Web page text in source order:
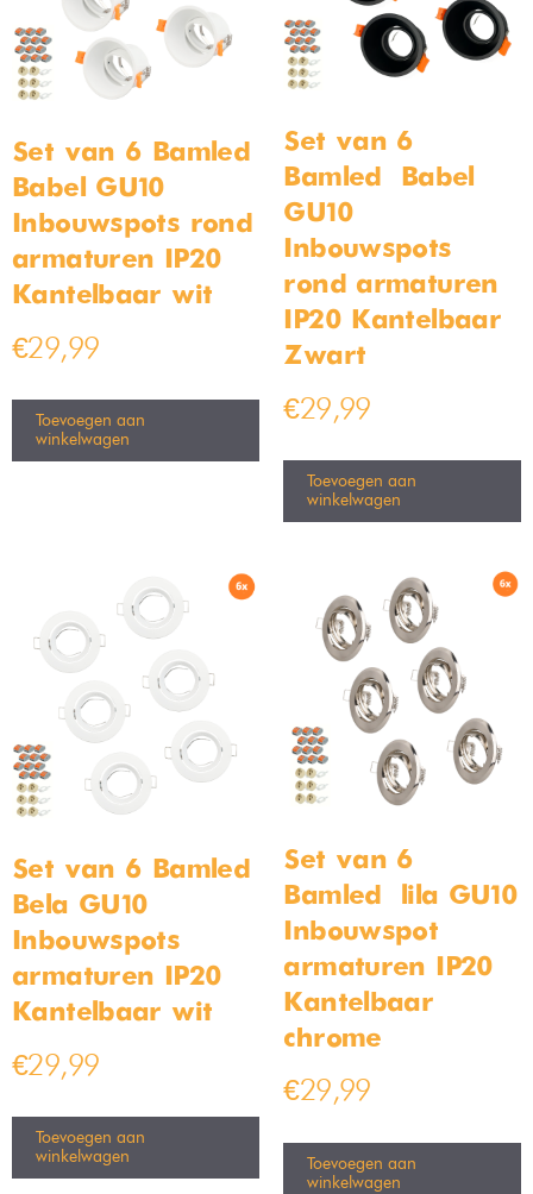
Set van 6 Bamled –
Babel GU10
Inbouwspots rond
armaturen IP20
Kantelbaar wit
€29,99
Toevoegen aan
winkelwagen
Set van 6
Bamled – Babel
GU10
Inbouwspots
rond armaturen
IP20 Kantelbaar
Zwart
€29,99
Toevoegen aan
winkelwagen
Set van 6 Bamled –
Bela GU10
Inbouwspots
armaturen IP20
Kantelbaar wit
€29,99
Toevoegen aan
winkelwagen
Set van 6
Bamled – lila GU10
Inbouwspot
armaturen IP20
Kantelbaar
chrome
€29,99
Toevoegen aan
winkelwagen